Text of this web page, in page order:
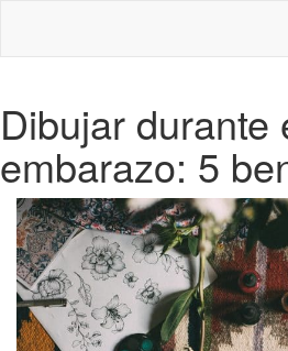
Dibujar durante
embarazo: 5